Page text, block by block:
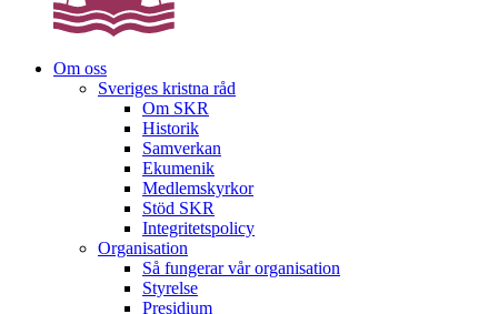
Om oss
Sveriges kristna råd
Om SKR
Historik
Samverkan
Ekumenik
Medlemskyrkor
Stöd SKR
Integritetspolicy
Organisation
Så fungerar vår organisation
Styrelse
Presidium